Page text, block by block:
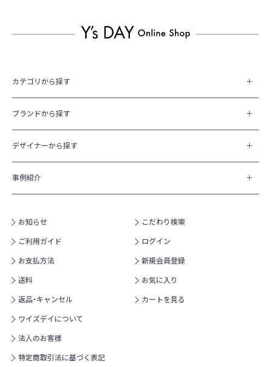
カテゴリから探す
ブランドから探す
デザイナーから探す
事例紹介
お知らせ
ご利用ガイド
お支払方法
送料
返品・キャンセル
ワイズデイについて
法人のお客様
特定商取引法に基づく表記
こだわり検索
ログイン
新規会員登録
お気に入り
カートを見る